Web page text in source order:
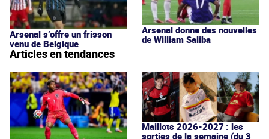
Arsenal s’offre un frisson
venu de Belgique
Arsenal donne des nouvelles
de William Saliba
Articles en tendances
Maillots 2026-2027 : les
sorties de la semaine (du 3